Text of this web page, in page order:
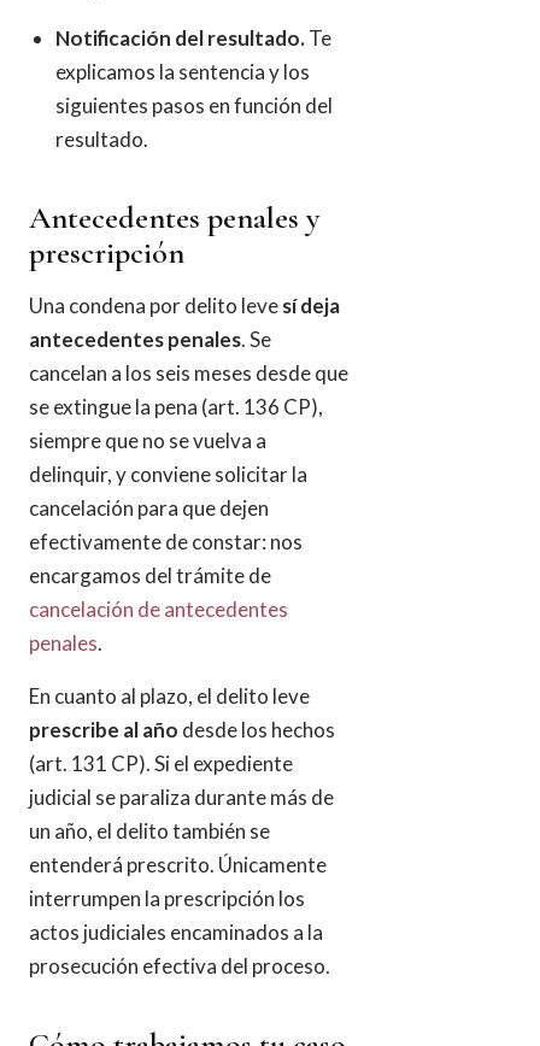
Notificación del resultado.Te
explicamos la sentencia y los
siguientes pasos en función del
resultado.
Antecedentes penales y
prescripción
Una condena por delito levesí deja
antecedentes penales. Se
cancelan a los seis meses desde que
se extingue la pena (art. 136 CP),
siempre que no se vuelva a
delinquir, y conviene solicitar la
cancelación para que dejen
efectivamente de constar: nos
encargamos del trámite de
cancelación de antecedentes
penales.
En cuanto al plazo, el delito leve
prescribe al año desde los hechos
(art. 131 CP). Si el expediente
judicial se paraliza durante más de
un año, el delito también se
entenderá prescrito. Únicamente
interrumpen la prescripción los
actos judiciales encaminados a la
prosecución efectiva del proceso.